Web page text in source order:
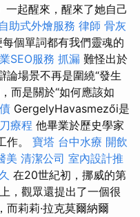
起醒來，醒來了她自己
助式外燴服務 律師 骨灰
個單詞都有我們靈魂的
SEO服務 抓漏 難怪出於
論場景不再是圍繞“發生
而是關於“如何應該如
GergelyHavasmezői是
療程 他畢業於歷史學家
作。 寶塔 台中水療 開飲
美 清潔公司 室內設計推
在20世紀初，挪威的第
，觀眾還提出了一個很
而莉莉·拉克莫爾納爾